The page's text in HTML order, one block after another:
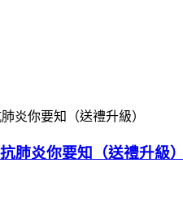
肺炎你要知（送禮升級）